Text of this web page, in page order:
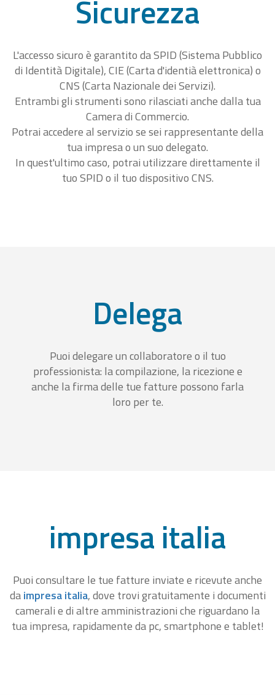
Sicurezza
L'accesso sicuro è garantito da SPID (Sistema Pubblico
di Identità Digitale), CIE (Carta d'identià elettronica) o
CNS (Carta Nazionale dei Servizi).
Entrambi gli strumenti sono rilasciati anche dalla tua
Camera di Commercio.
Potrai accedere al servizio se sei rappresentante della
tua impresa o un suo delegato.
In quest'ultimo caso, potrai utilizzare direttamente il
tuo SPID o il tuo dispositivo CNS.
Delega
Puoi delegare un collaboratore o il tuo
professionista: la compilazione, la ricezione e
anche la firma delle tue fatture possono farla
loro per te.
impresa italia
Puoi consultare le tue fatture inviate e ricevute anche
daimpresa italia, dove trovi gratuitamente i documenti
camerali e di altre amministrazioni che riguardano la
tua impresa, rapidamente da pc, smartphone e tablet!